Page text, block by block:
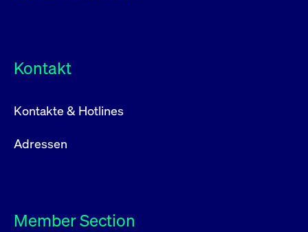
Kontakt
Kontakte & Hotlines
Adressen
Member Section